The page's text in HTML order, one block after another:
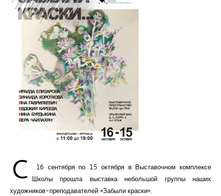
Конкурсы
Творческий инкубатор
C
16 сентября по 15 октября в Выставочном комплексе
Школы прошла выставка небольшой группы наших
художников-преподавателей «Забыли краски».